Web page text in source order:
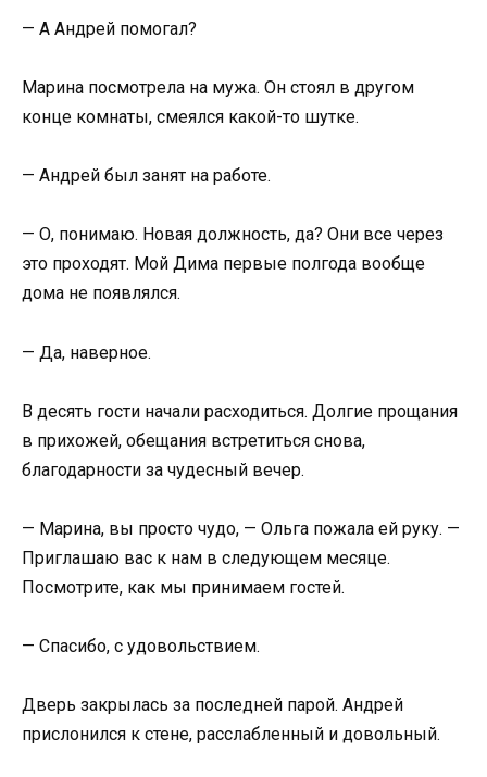
— А Андрей помогал?
Марина посмотрела на мужа. Он стоял в другом
конце комнаты, смеялся какой-то шутке.
— Андрей был занят на работе.
— О, понимаю. Новая должность, да? Они все через
это проходят. Мой Дима первые полгода вообще
дома не появлялся.
— Да, наверное.
В десять гости начали расходиться. Долгие прощания
в прихожей, обещания встретиться снова,
благодарности за чудесный вечер.
— Марина, вы просто чудо, — Ольга пожала ей руку. —
Приглашаю вас к нам в следующем месяце.
Посмотрите, как мы принимаем гостей.
— Спасибо, с удовольствием.
Дверь закрылась за последней парой. Андрей
прислонился к стене, расслабленный и довольный.